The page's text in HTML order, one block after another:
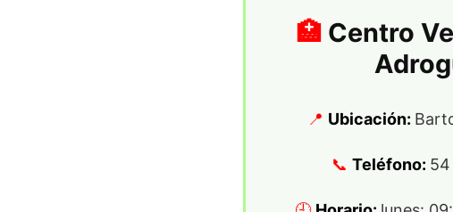
Centro
Ubicación:
Teléfono: 54